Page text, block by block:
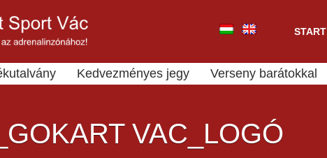
START
Kedvezményes jegy Verseny barátokkal
VAC_LOGÓ